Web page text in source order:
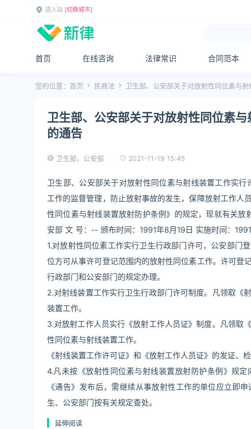
进入站 [切换城市]
首页 在线咨询 法律常识 合同范本
您的位置： 首页 民商法 卫生部、公安部关于对放射性同位素与
卫生部、公安部关于对放射性同位素
的通告
卫生部，公安部 2021-11-19 15:45
卫生部、公安部关于对放射性同位素与射线装置工作实
工作的监督管理，防止放射事故的发生，保障放射工作人
性同位素与射线装置放射防护条例》的规定，现就有关
安部 文 号：-- 颁布时间：1991年8月19日 实施时间：
1.对放射性同位素工作实行卫生行政部门许可，公安部门
位方可从事许可登记范围内的放射性同位素工作。许可登
行政部门和公安部门的规定办理。
2.对射线装置工作实行卫生行政部门许可制度。凡领取《
装置工作。
3.对放射工作人员实行《放射工作人员证》制度。凡领取
性同位素与射线装置工作。
《射线装置工作许可证》和《放射工作人员证》的发证、
4.凡未按《放射性同位素与射线装置放射防护条例》规
《通告》发布后，需继续从事放射性工作的单位应立即
生、公安部门按有关规定查处。
延伸阅读